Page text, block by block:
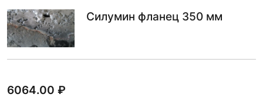
Силумин фланец 350 мм
6064.00 ₽